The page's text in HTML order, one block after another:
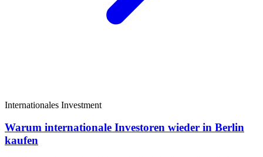
Internationales Investment
Warum internationale Investoren wieder in Berlin
kaufen